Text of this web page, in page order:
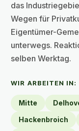
das
Wegen für
Eigentümer-
unterwegs.
selben Werktag.
WIR ARBEITEN IN:
Mitte
Hackenbroich